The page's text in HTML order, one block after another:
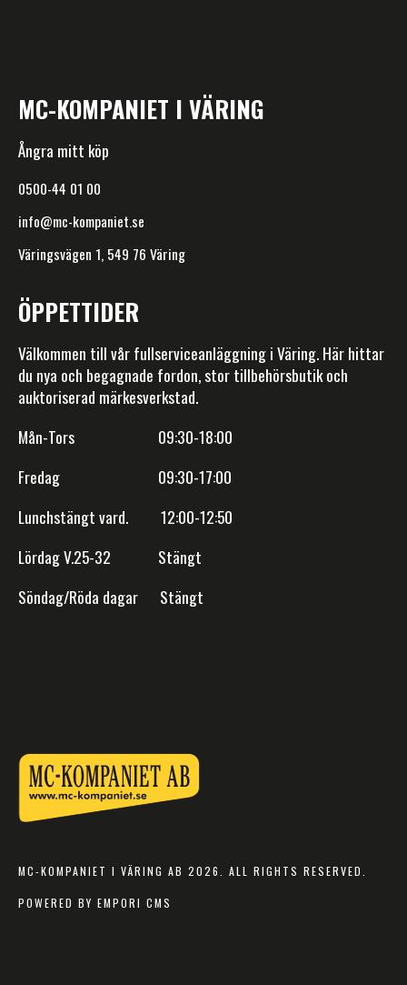
MC-KOMPANIET I VÄRING
Ångra mitt köp
0500-44 01 00
info@mc-kompaniet.se
Väringsvägen 1, 549 76 Väring
ÖPPETTIDER
Välkommen till vår fullserviceanläggning i Väring. Här hittar
du nya och begagnade fordon, stor tillbehörsbutik och
auktoriserad märkesverkstad.
Mån-Tors 09:30-18:00
Fredag 09:30-17:00
Lunchstängt vard. 12:00-12:50
Lördag V.25-32 Stängt
Söndag/Röda dagar Stängt
MC-KOMPANIET I VÄRING AB 2026. ALL RIGHTS RESERVED.
POWERED BY EMPORI CMS